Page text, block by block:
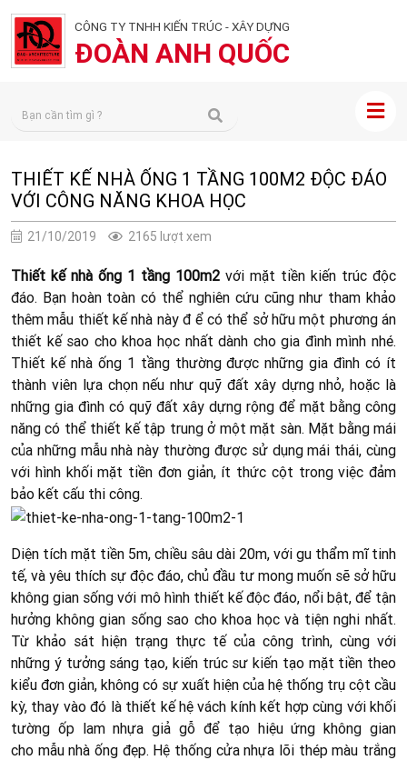
CÔNG TY TNHH KIẾN TRÚC - XÂY DỰNG
ĐOÀN ANH QUỐC
THIẾT KẾ NHÀ ỐNG 1 TẦNG 100M2 ĐỘC ĐÁO
VỚI CÔNG NĂNG KHOA HỌC
21/10/2019 2165 lượt xem
Thiết kế nhà ống 1 tầng 100m2 với mặt tiền kiến trúc độc
đáo. Bạn hoàn toàn có thể nghiên cứu cũng như tham khảo
thêm mẫu thiết kế nhà này đ ể có thể sở hữu một phương án
thiết kế sao cho khoa học nhất dành cho gia đình mình nhé.
Thiết kế nhà ống 1 tầng thường được những gia đình có ít
thành viên lựa chọn nếu như quỹ đất xây dựng nhỏ, hoặc là
những gia đình có quỹ đất xây dựng rộng để mặt bằng công
năng có thể thiết kế tập trung ở một mặt sàn. Mặt bằng mái
của những mẫu nhà này thường được sử dụng mái thái, cùng
với hình khối mặt tiền đơn giản, ít thức cột trong việc đảm
bảo kết cấu thi công.
Diện tích mặt tiền 5m, chiều sâu dài 20m, với gu thẩm mĩ tinh
tế, và yêu thích sự độc đáo, chủ đầu tư mong muốn sẽ sở hữu
không gian sống với mô hình thiết kế độc đáo, nổi bật, để tận
hưởng không gian sống sao cho khoa học và tiện nghi nhất.
Từ khảo sát hiện trạng thực tế của công trình, cùng với
những ý tưởng sáng tạo, kiến trúc sư kiến tạo mặt tiền theo
kiểu đơn giản, không có sự xuất hiện của hệ thống trụ cột cầu
kỳ, thay vào đó là thiết kế hệ vách kính kết hợp cùng với khối
tường ốp lam nhựa giả gỗ để tạo hiệu ứng không gian
cho mẫu nhà ống đẹp. Hệ thống cửa nhựa lõi thép màu trắng